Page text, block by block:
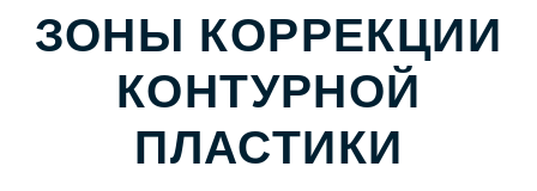
черты лица. Особенно контурная пластика
филлерами актуальна при асимметрии скул,